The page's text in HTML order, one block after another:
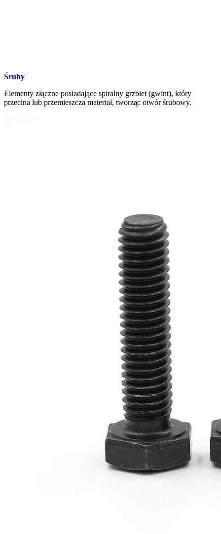
Śruby
Elementy złączne posiadające spiralny grzbiet (gwint), który
przecina lub przemieszcza materiał, tworząc otwór śrubowy.